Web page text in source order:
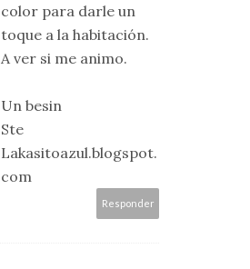
color para darle un
toque a la habitación.
A ver si me animo.
Un besin
Ste
Lakasitoazul.blogspot.
com
Responder